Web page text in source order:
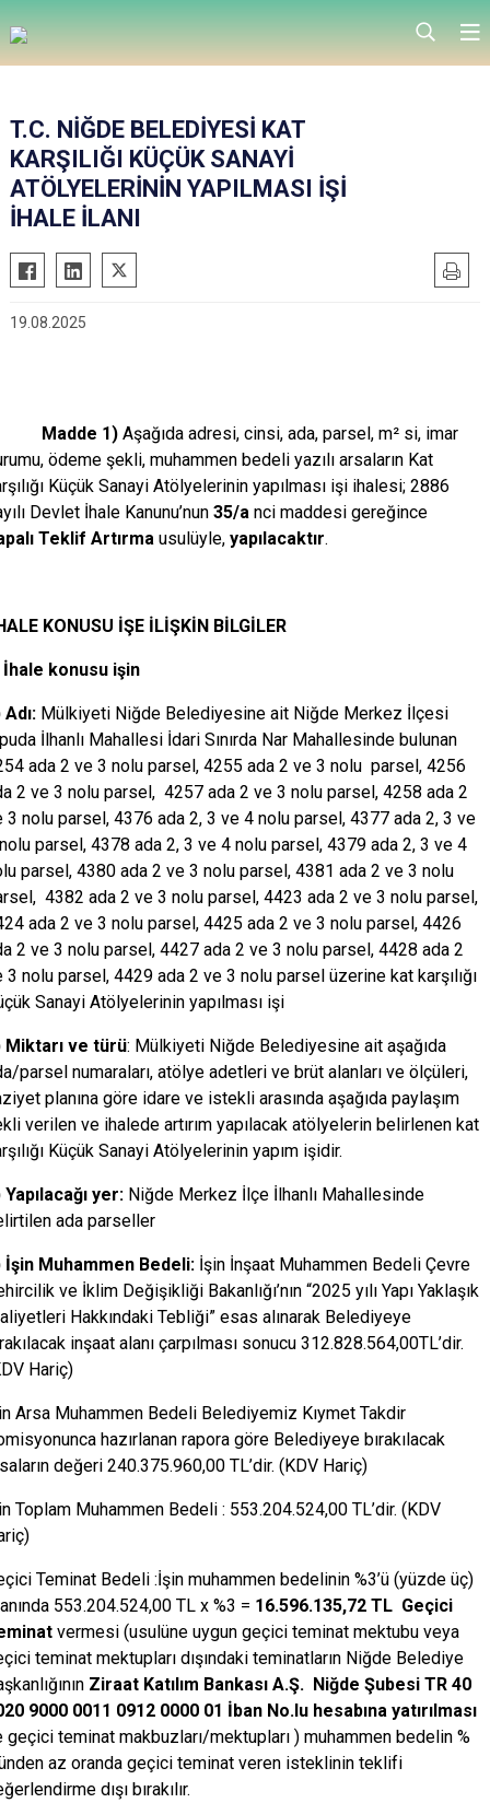
T.C. NİĞDE BELEDİYESİ KAT
KARŞILIĞI KÜÇÜK SANAYİ
ATÖLYELERİNİN YAPILMASI İŞİ
İHALE İLANI
19.08.2025
1) Aşağıda adresi, cinsi, ada, parsel, m² si, imar
ödeme şekli, muhammen bedeli yazılı arsaların Kat
Küçük Sanayi Atölyelerinin yapılması işi ihalesi; 2886
Devlet İhale Kanunu’nun 35/a nci maddesi gereğince
Teklif Artırma usulüyle, yapılacaktır.
KONUSU İŞE İLİŞKİN BİLGİLER
İhale konusu işin
Mülkiyeti Niğde Belediyesine ait Niğde Merkez İlçesi
İlhanlı Mahallesi İdari Sınırda Nar Mahallesinde bulunan
ada 2 ve 3 nolu parsel, 4255 ada 2 ve 3 nolu parsel, 4256
2 ve 3 nolu parsel, 4257 ada 2 ve 3 nolu parsel, 4258 ada 2
3 nolu parsel, 4376 ada 2, 3 ve 4 nolu parsel, 4377 ada 2, 3 ve
parsel, 4378 ada 2, 3 ve 4 nolu parsel, 4379 ada 2, 3 ve 4
parsel, 4380 ada 2 ve 3 nolu parsel, 4381 ada 2 ve 3 nolu
4382 ada 2 ve 3 nolu parsel, 4423 ada 2 ve 3 nolu parsel,
ada 2 ve 3 nolu parsel, 4425 ada 2 ve 3 nolu parsel, 4426
2 ve 3 nolu parsel, 4427 ada 2 ve 3 nolu parsel, 4428 ada 2
3 nolu parsel, 4429 ada 2 ve 3 nolu parsel üzerine kat karşılığı
Sanayi Atölyelerinin yapılması işi
Miktarı ve türü: Mülkiyeti Niğde Belediyesine ait aşağıda
parsel numaraları, atölye adetleri ve brüt alanları ve ölçüleri,
planına göre idare ve istekli arasında aşağıda paylaşım
verilen ve ihalede artırım yapılacak atölyelerin belirlenen kat
Küçük Sanayi Atölyelerinin yapım işidir.
yer: Niğde Merkez İlçe İlhanlı Mahallesinde
ada parseller
İşin Muhammen Bedeli: İşin İnşaat Muhammen Bedeli Çevre
ve İklim Değişikliği Bakanlığı’nın “2025 yılı Yapı Yaklaşık
Hakkındaki Tebliği” esas alınarak Belediyeye
inşaat alanı çarpılması sonucu 312.828.564,00TL’dir.
Hariç)
Arsa Muhammen Bedeli Belediyemiz Kıymet Takdir
hazırlanan rapora göre Belediyeye bırakılacak
değeri 240.375.960,00 TL’dir. (KDV Hariç)
Toplam Muhammen Bedeli : 553.204.524,00 TL’dir. (KDV
Teminat Bedeli :İşin muhammen bedelinin %3’ü (yüzde üç)
553.204.524,00 TL x %3 = 16.596.135,72 TL Geçici
vermesi (usulüne uygun geçici teminat mektubu veya
teminat mektupları dışındaki teminatların Niğde Belediye
Ziraat Katılım Bankası A.Ş. Niğde Şubesi TR 40
9000 0011 0912 0000 01 İban No.lu hesabına yatırılması
geçici teminat makbuzları/mektupları ) muhammen bedelin %
az oranda geçici teminat veren isteklinin teklifi
dışı bırakılır.